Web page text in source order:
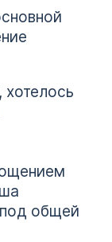
хотелось
общей